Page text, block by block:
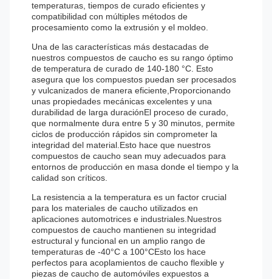
temperaturas, tiempos de curado eficientes y
compatibilidad con múltiples métodos de
procesamiento como la extrusión y el moldeo.
Una de las características más destacadas de
nuestros compuestos de caucho es su rango óptimo
de temperatura de curado de 140-180 °C. Esto
asegura que los compuestos puedan ser procesados
y vulcanizados de manera eficiente,Proporcionando
unas propiedades mecánicas excelentes y una
durabilidad de larga duraciónEl proceso de curado,
que normalmente dura entre 5 y 30 minutos, permite
ciclos de producción rápidos sin comprometer la
integridad del material.Esto hace que nuestros
compuestos de caucho sean muy adecuados para
entornos de producción en masa donde el tiempo y la
calidad son críticos.
La resistencia a la temperatura es un factor crucial
para los materiales de caucho utilizados en
aplicaciones automotrices e industriales.Nuestros
compuestos de caucho mantienen su integridad
estructural y funcional en un amplio rango de
temperaturas de -40°C a 100°CEsto los hace
perfectos para acoplamientos de caucho flexible y
piezas de caucho de automóviles expuestos a